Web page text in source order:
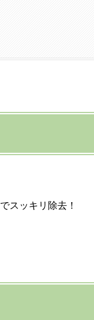
でスッキリ除去！